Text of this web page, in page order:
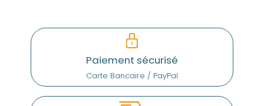
Paiement sécurisé
Carte Bancaire / PayPal